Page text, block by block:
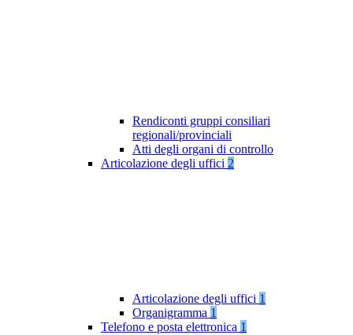
Rendiconti gruppi consiliari
regionali/provinciali
Atti degli organi di controllo
Articolazione degli uffici 2
Articolazione degli uffici 1
Organigramma 1
Telefono e posta elettronica 1